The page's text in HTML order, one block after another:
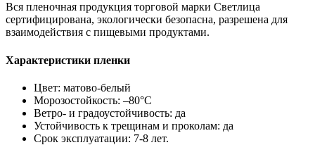
Вся пленочная продукция торговой марки Светлица
сертифицирована, экологически безопасна, разрешена для
взаимодействия с пищевыми продуктами.
Характеристики пленки
Цвет: матово-белый
Морозостойкость: –80°С
Ветро- и градоустойчивость: да
Устойчивость к трещинам и проколам: да
Срок эксплуатации: 7-8 лет.